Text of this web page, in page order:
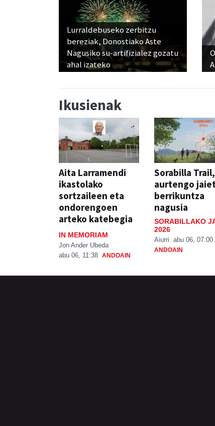
Lurraldebuseko zerbitzu
bereziak, Donostiako Aste
Nagusiko su-artifizialez gozatu
ahal izateko
Ikusienak
Aita Larramendi
ikastolako
sortzaileen eta
ondorengoen
arteko katebegia
IN MEMORIAM
Jon Ander Ubeda
abu 06, 11:38 ANDOAIN
Sorabilla Trail,
aurtengo
berrikuntza
nagusia
SORABILLAKO
2026
Aiurri abu 06, 07:00
ANDOAIN